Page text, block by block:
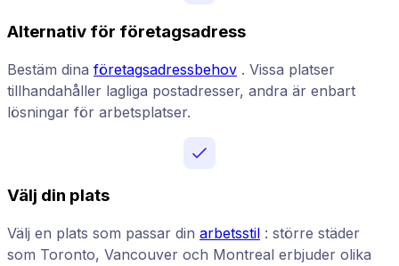
Alternativ för företagsadress
Bestäm dina företagsadressbehov . Vissa platser
tillhandahåller lagliga postadresser, andra är enbart
lösningar för arbetsplatser.
Välj din plats
Välj en plats som passar din arbetsstil : större städer
som Toronto, Vancouver och Montreal erbjuder olika